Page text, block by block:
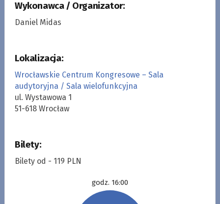
Wykonawca / Organizator:
Daniel Midas
Lokalizacja:
Wrocławskie Centrum Kongresowe – Sala
audytoryjna / Sala wielofunkcyjna
ul. Wystawowa 1
51-618 Wrocław
Bilety:
Bilety od - 119 PLN
godz. 16:00